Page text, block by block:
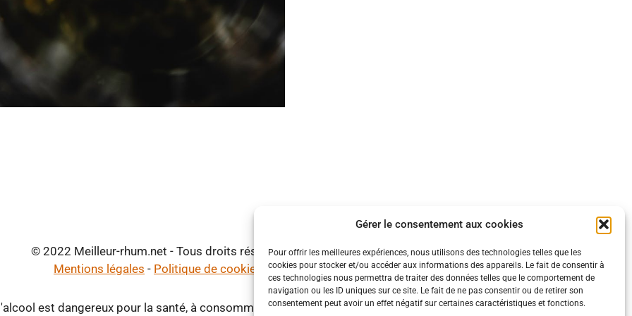
Gérer le consentement aux cookies
Pour offrir les meilleures expériences, nous utilisons des technologies telles que les
cookies pour stocker et/ou accéder aux informations des appareils. Le fait de consentir à
ces technologies nous permettra de traiter des données telles que le comportement de
navigation ou les ID uniques sur ce site. Le fait de ne pas consentir ou de retirer son
consentement peut avoir un effet négatif sur certaines caractéristiques et fonctions.
© 2022 Meilleur-rhum.net - Tous droits réservés
Mentions légales - Politique de cookies
est dangereux pour la santé, à consommer avec modération.